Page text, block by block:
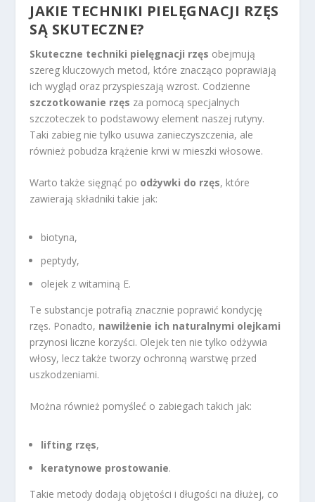
JAKIE TECHNIKI PIELĘGNACJI RZĘS
SĄ SKUTECZNE?
Skuteczne techniki pielęgnacji rzęs obejmują
szereg kluczowych metod, które znacząco poprawiają
ich wygląd oraz przyspieszają wzrost. Codzienne
szczotkowanie rzęs za pomocą specjalnych
szczoteczek to podstawowy element naszej rutyny.
Taki zabieg nie tylko usuwa zanieczyszczenia, ale
również pobudza krążenie krwi w mieszki włosowe.
Warto także sięgnąć po odżywki do rzęs, które
zawierają składniki takie jak:
biotyna,
peptydy,
olejek z witaminą E.
Te substancje potrafią znacznie poprawić kondycję
rzęs. Ponadto, nawilżenie ich naturalnymi olejkami
przynosi liczne korzyści. Olejek ten nie tylko odżywia
włosy, lecz także tworzy ochronną warstwę przed
uszkodzeniami.
Można również pomyśleć o zabiegach takich jak:
lifting rzęs,
keratynowe prostowanie.
Takie metody dodają objętości i długości na dłużej, co